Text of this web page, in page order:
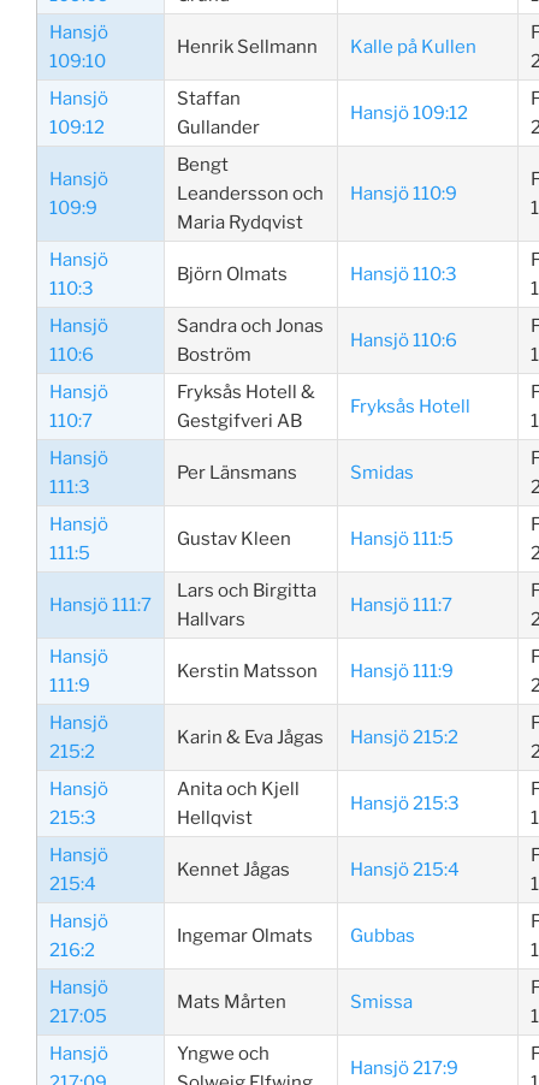
Hansjö
109:10
Henrik Sellmann Kalle på Kullen
Hansjö
109:12
Staffan
Gullander
Hansjö 109:12
Hansjö
109:9
Bengt
Leandersson och
Maria Rydqvist
Hansjö 110:9
Hansjö
110:3
Björn Olmats Hansjö 110:3
Hansjö
110:6
Sandra och Jonas
Boström
Hansjö 110:6
Hansjö
110:7
Fryksås Hotell &
Gestgifveri AB
Fryksås Hotell
Hansjö
111:3
Per Länsmans Smidas
Hansjö
111:5
Gustav Kleen Hansjö 111:5
Hansjö 111:7
Lars och Birgitta
Hallvars
Hansjö 111:7
Hansjö
111:9
Kerstin Matsson Hansjö 111:9
Hansjö
215:2
Karin & Eva Jågas Hansjö 215:2
Hansjö
215:3
Anita och Kjell
Hellqvist
Hansjö 215:3
Hansjö
215:4
Kennet Jågas Hansjö 215:4
Hansjö
216:2
Ingemar Olmats Gubbas
Hansjö
217:05
Mats Mårten Smissa
Hansjö
Yngwe och
Hansjö 217:9